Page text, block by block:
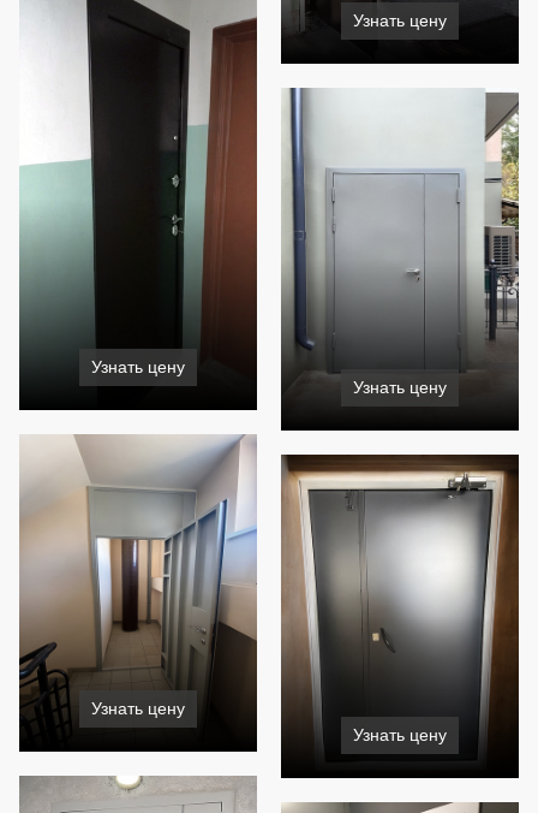
Узнать цену
Узнать цену
Узнать цену
Узнать цену
Узнать цену